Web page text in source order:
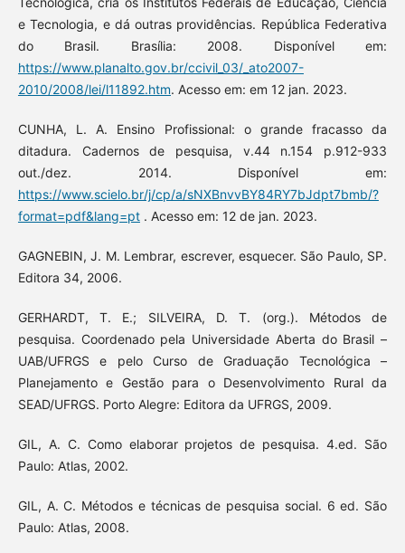
e Tecnologia, e dá outras providências. República Federativa
do Brasil. Brasília: 2008. Disponível em:
https://www.planalto.gov.br/ccivil_03/_ato2007-
2010/2008/lei/l11892.htm. Acesso em: em 12 jan. 2023.
CUNHA, L. A. Ensino Profissional: o grande fracasso da
ditadura. Cadernos de pesquisa, v.44 n.154 p.912-933
out./dez. 2014. Disponível em:
https://www.scielo.br/j/cp/a/sNXBnvvBY84RY7bJdpt7bmb/?
format=pdf&lang=pt. Acesso em: 12 de jan. 2023.
GAGNEBIN, J. M. Lembrar, escrever, esquecer. São Paulo, SP.
Editora 34, 2006.
GERHARDT, T. E.; SILVEIRA, D. T. (org.). Métodos de
pesquisa. Coordenado pela Universidade Aberta do Brasil –
UAB/UFRGS e pelo Curso de Graduação Tecnológica –
Planejamento e Gestão para o Desenvolvimento Rural da
SEAD/UFRGS. Porto Alegre: Editora da UFRGS, 2009.
GIL, A. C. Como elaborar projetos de pesquisa. 4.ed. São
Paulo: Atlas, 2002.
GIL, A. C. Métodos e técnicas de pesquisa social. 6 ed. São
Paulo: Atlas, 2008.